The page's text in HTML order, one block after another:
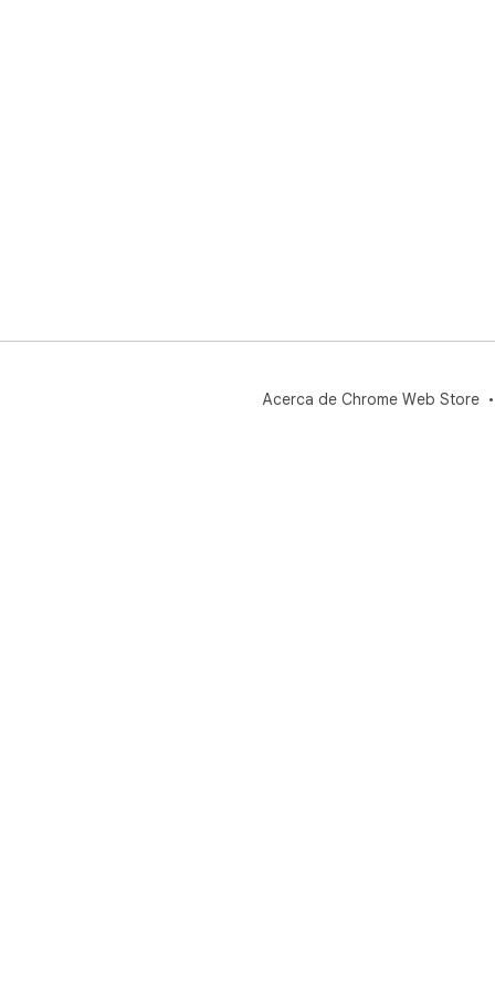
Acerca de Chrome Web Store